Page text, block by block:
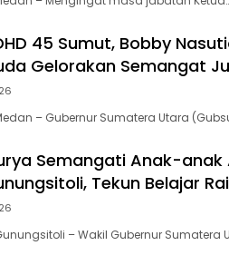
45 Sumut, Bobby
Gelorakan Semangat
– Gubernur Sumatera Utara
Semangati Anak-anak
Tekun Belajar
– Wakil Gubernur Sumatera